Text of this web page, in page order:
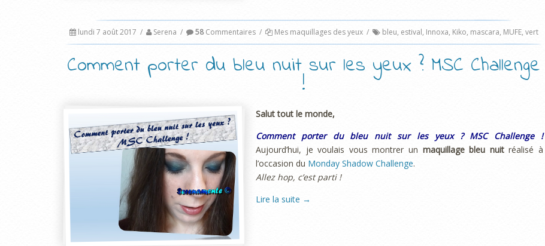
lundi 7 août 2017 / Serena / 58Commentaires / Mes maquillages des yeux / bleu, estival, Innoxa, Kiko, mascara, MUFE, vert
Comment porter du bleu nuit sur les yeux ? MSC Challenge
!
Salut tout le monde,
Comment porter du bleu nuit sur les yeux ? MSC Challenge !
Aujourd’hui, je voulais vous montrer un maquillage bleu nuitréalisé à
l’occasion du Monday Shadow Challenge.
Allez hop, c’est parti !
Lire la suite →